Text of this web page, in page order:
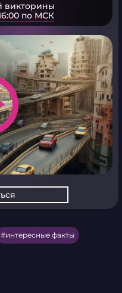
викторины
по МСК
интересные факты